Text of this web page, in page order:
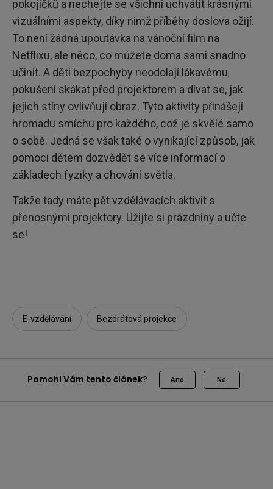
pokojíčků a nechejte se všichni uchvátit krásnými
vizuálními aspekty, díky nimž příběhy doslova ožijí.
To není žádná upoutávka na vánoční film na
Netflixu, ale něco, co můžete doma sami snadno
učinit. A děti bezpochyby neodolají lákavému
pokušení skákat před projektorem a dívat se, jak
jejich stíny ovlivňují obraz. Tyto aktivity přinášejí
hromadu smíchu pro každého, což je skvělé samo
o sobě. Jedná se však také o vynikající způsob, jak
pomoci dětem dozvědět se více informací o
základech fyziky a chování světla.
Takže tady máte pět vzdělávacích aktivit s
přenosnými projektory. Užijte si prázdniny a učte
se!
E-vzdělávání Bezdrátová projekce
Pomohl Vám tento článek? Ano Ne